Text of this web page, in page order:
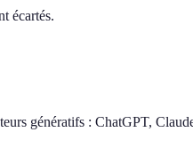
écartés.
génératifs : ChatGPT,